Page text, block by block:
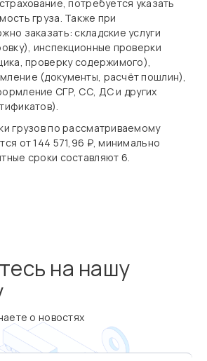
потребуется указать
груза. Также при
заказать: складские услуги
инспекционные проверки
проверку содержимого),
(документы, расчёт пошлин),
СГР, СС, ДС и других
грузов по рассматриваемому
от 144 571,96 ₽, минимально
сроки составляют 6.
на нашу
о новостях